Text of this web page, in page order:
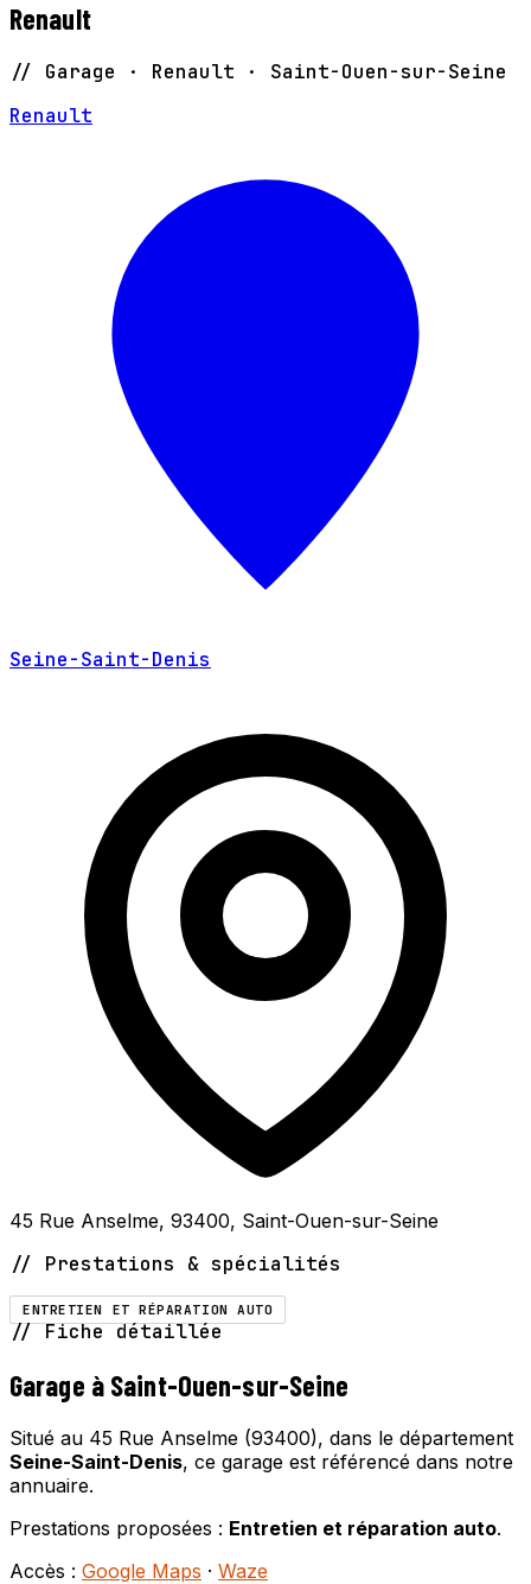
Renault
// Garage · Renault · Saint-Ouen-sur-Seine
Renault
Seine-Saint-Denis
45 Rue Anselme, 93400, Saint-Ouen-sur-Seine
// Prestations & spécialités
ENTRETIEN ET RÉPARATION AUTO
// Fiche détaillée
Garage à Saint-Ouen-sur-Seine
Situé au 45 Rue Anselme (93400), dans le département
Seine-Saint-Denis, ce garage est référencé dans notre
annuaire.
Prestations proposées : Entretien et réparation auto.
Accès : Google Maps · Waze